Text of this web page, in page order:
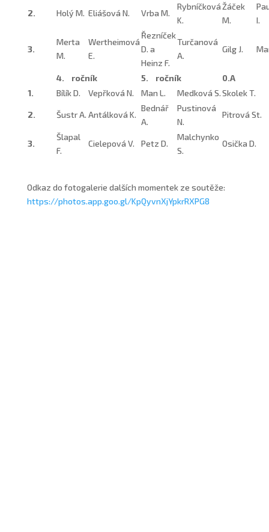
2. Holý M. Eliášová N. Vrba M.
Rybníčková
K.
Žáček
M.
I.
3.
Merta
M.
Wertheimová
E.
Řezníček
D. a
Heinz F.
Turčanová
A.
Gilg J.
4. ročník 5. ročník
0.A
1.
Bílík D. Vepřková N. Man L. Medková S.Skolek T.
2. Šustr A. Antálková K.
Bednář
A.
Pustinová
N.
Pitrová St.
3.
Šlapal
F.
Cielepová V. Petz D.
Malchynko
S.
Osička D.
Odkaz do fotogalerie dalších momentek ze soutěže:
https://photos.app.goo.gl/KpQyvnXjYpkrRXPG8